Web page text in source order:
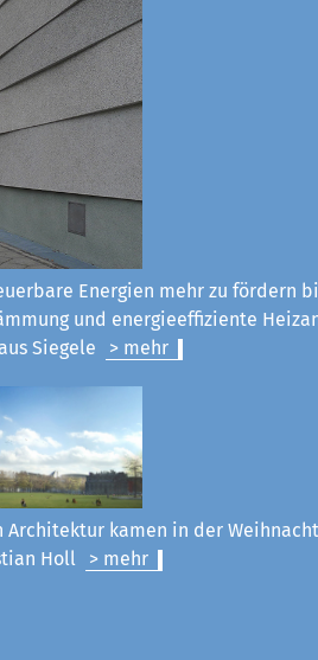
Energien mehr zu fördern
und energieeffiziente
Siegele > mehr
Architektur kamen in der
Holl
> mehr